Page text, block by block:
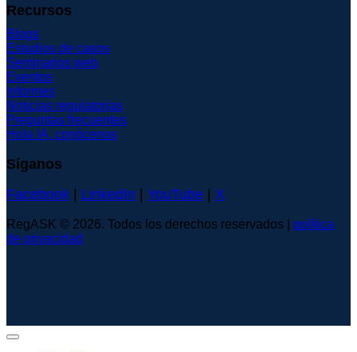
Recursos
Blogs
Estudios de casos
Seminarios web
Eventos
Informes
Noticias regulatorias
Preguntas frecuentes
Hola IA, conócenos
Síganos
Facebook
LinkedIn YouTube X
RegASK © 2026. Todos los derechos reservados | política
de privacidad